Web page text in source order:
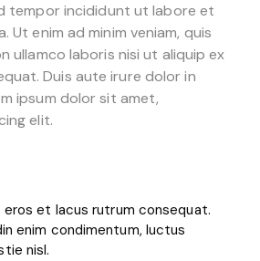
tempor incididunt ut labore et
Ut enim ad minim veniam, quis
ullamco laboris nisi ut aliquip ex
Duis aute irure dolor in
ipsum dolor sit amet,
elit.
eros et lacus rutrum consequat.
enim condimentum, luctus
nisl.